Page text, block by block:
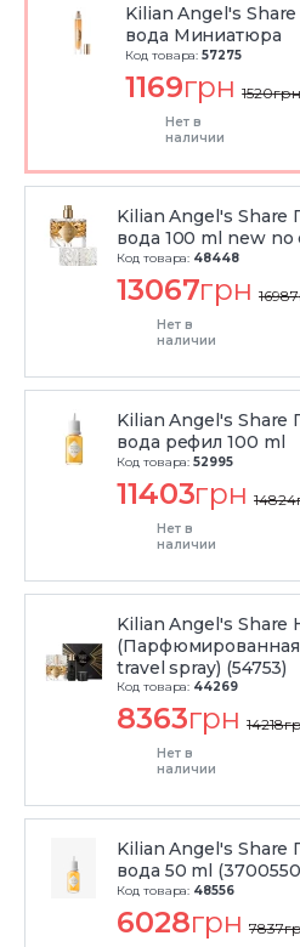
Kilian Angel's
вода Миниатюра
Код товара: 57275
1169грн 1520грн
Нет в
наличии
Kilian Angel's
вода 100 ml new no
Код товара: 48448
13067грн 16987
Нет в
наличии
Kilian Angel's
вода рефил 100 ml
Код товара: 52995
11403грн 14824
Нет в
наличии
Kilian Angel's Share
(Парфюмированная
travel spray) (54753)
Код товара: 44269
8363грн 14218
Нет в
наличии
Kilian Angel's
вода 50 ml
Код товара: 48556
6028грн 7837